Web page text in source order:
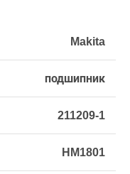
Makita
подшипник
211209-1
HM1801